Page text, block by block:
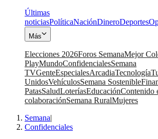
Últimas
noticiasPolíticaNaciónDineroDeportes
Más
Elecciones 2026Foros SemanaMejor
PlayMundoConfidencialesSemana
TVGenteEspecialesArcadiaTecnología
UnidosVehículosSemana Sostenible
PatasSaludLoteríasEducaciónContenido
colaboraciónSemana RuralMujeres
Semana|
Confidenciales